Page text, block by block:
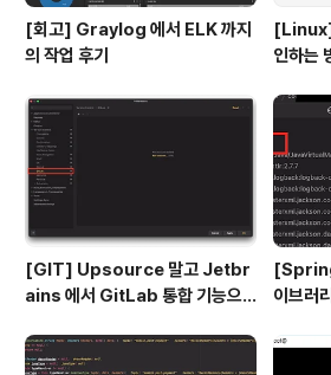
[회고] Graylog 에서 ELK 까지
의 작업 후기
[Linux]
인하는
[GIT] Upsource 말고 Jetbr
ains 에서 GitLab 통합 기능으
이브러